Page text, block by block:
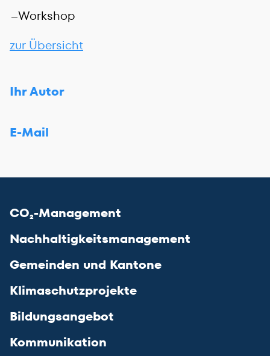
Workshop
zur Übersicht
Ihr Autor
E-Mail
CO₂-Management
Nachhaltigkeitsmanagement
Gemeinden und Kantone
Klimaschutzprojekte
Bildungsangebot
Kommunikation